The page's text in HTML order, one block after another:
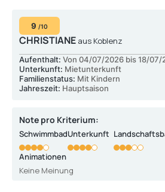
9 /10
CHRISTIANE aus Koblenz
Aufenthalt: Von 04/07/2026 bis 18/07/
Unterkunft: Mietunterkunft
Familienstatus: Mit Kindern
Jahreszeit: Hauptsaison
Note pro Kriterium:
Schwimmbad Unterkunft
Animationen
Keine Meinung